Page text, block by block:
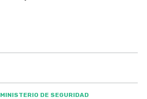
MINISTERIO DE SEGURIDAD